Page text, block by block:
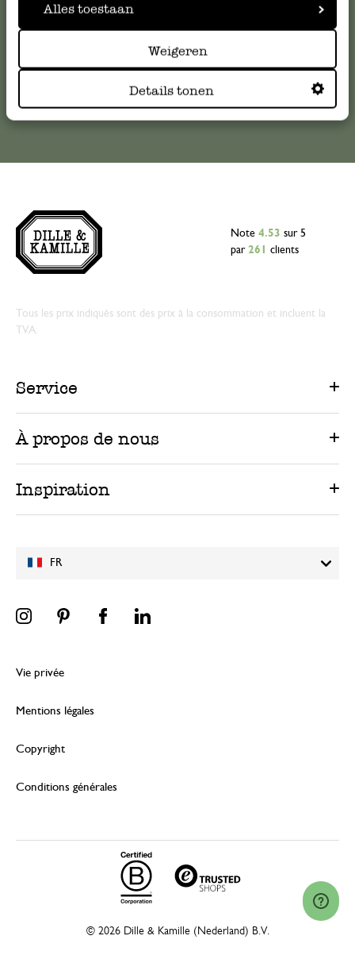
Alles toestaan
Weigeren
Details tonen
serviceclientele@dille-kamille.com
FR
Note 4.53 sur 5
par 261 clients
Tous les prix indiqués sont des prix à la consommation et incluent la
TVA.
Service
À propos de nous
Inspiration
Vie privée
Mentions légales
Copyright
Conditions générales
© 2026 Dille & Kamille (Nederland) B.V.